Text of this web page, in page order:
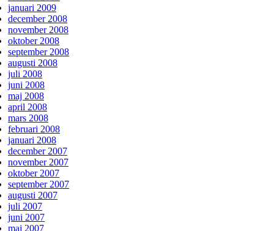
januari 2009
december 2008
november 2008
oktober 2008
september 2008
augusti 2008
juli 2008
juni 2008
maj 2008
april 2008
mars 2008
februari 2008
januari 2008
december 2007
november 2007
oktober 2007
september 2007
augusti 2007
juli 2007
juni 2007
maj 2007